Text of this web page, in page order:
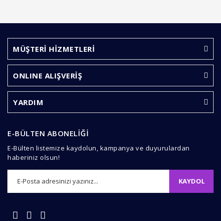
MÜŞTERİ HİZMETLERİ
ONLINE ALIŞVERİŞ
YARDIM
E-BÜLTEN ABONELİĞİ
E-Bülten listemize kaydolun, kampanya ve duyurulardan
haberiniz olsun!
KAYDOL